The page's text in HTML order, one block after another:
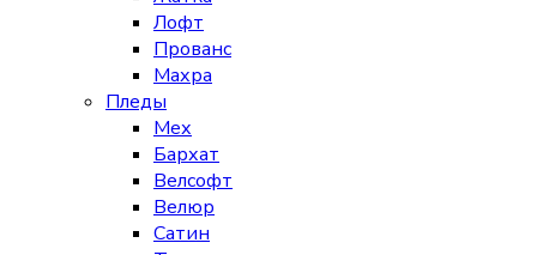
Лофт
Прованс
Махра
Пледы
Мех
Бархат
Велсофт
Велюр
Сатин